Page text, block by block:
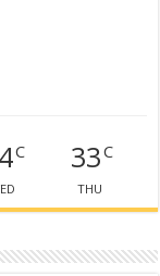
C 33C
THU